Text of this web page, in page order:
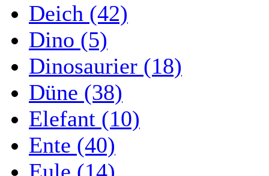
Deich (42)
Dino (5)
Dinosaurier (18)
Düne (38)
Elefant (10)
Ente (40)